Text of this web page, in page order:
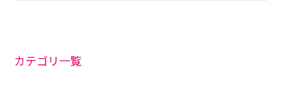
カテゴリ一覧